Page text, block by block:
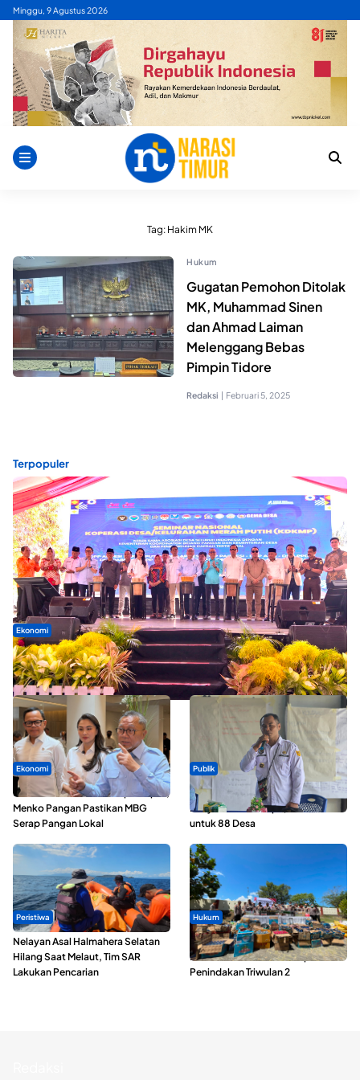
Skip
content
Minggu, 9 Agustus 2026
Tag: Hakim MK
Hukum
Gugatan Pemohon Ditolak
MK, Muhammad Sinen
dan Ahmad Laiman
Melenggang Bebas
Pimpin Tidore
Redaksi | Februari 5, 2025
Terpopuler
Ekonomi
Seminar di Ternate, Mendes Perkuat Sinergi Percepatan
Kopdes Merah Putih
Ekonomi
SPPG di Maluku Utara Dipercepat,
Menko Pangan Pastikan MBG
Serap Pangan Lokal
Publik
ABDESI Morotai Apresiasi
Penyaluran ADD Rp3,13 Miliar
untuk 88 Desa
Peristiwa
Nelayan Asal Halmahera Selatan
Hilang Saat Melaut, Tim SAR
Lakukan Pencarian
Hukum
Polda Maluku Utara Musnahkan
Ribuan Liter Miras Hasil Operasi
Penindakan Triwulan 2